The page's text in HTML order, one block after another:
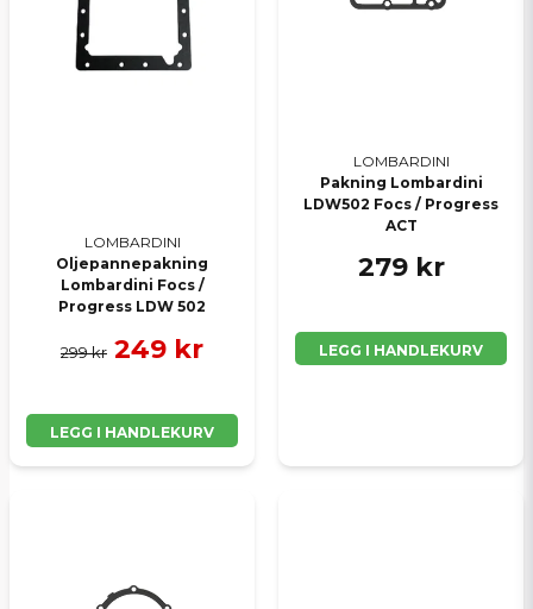
LOMBARDINI
Oljepannepakning
Lombardini Focs /
Progress LDW 502
299 kr 249 kr
LEGG I HANDLEKURV
LOMBARDINI
Pakning Lombardini
LDW502 Focs / Progress
ACT
279 kr
LEGG I HANDLEKURV